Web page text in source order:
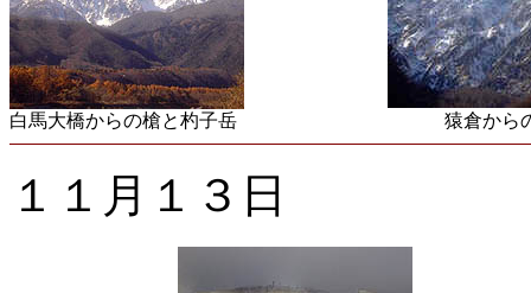
白馬大橋からの槍と杓子岳 猿倉からの
１１月１３日